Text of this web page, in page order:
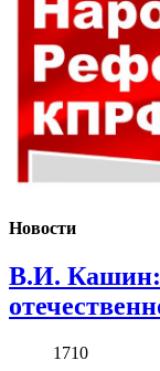
Новости
В.И. Кашин:
1710